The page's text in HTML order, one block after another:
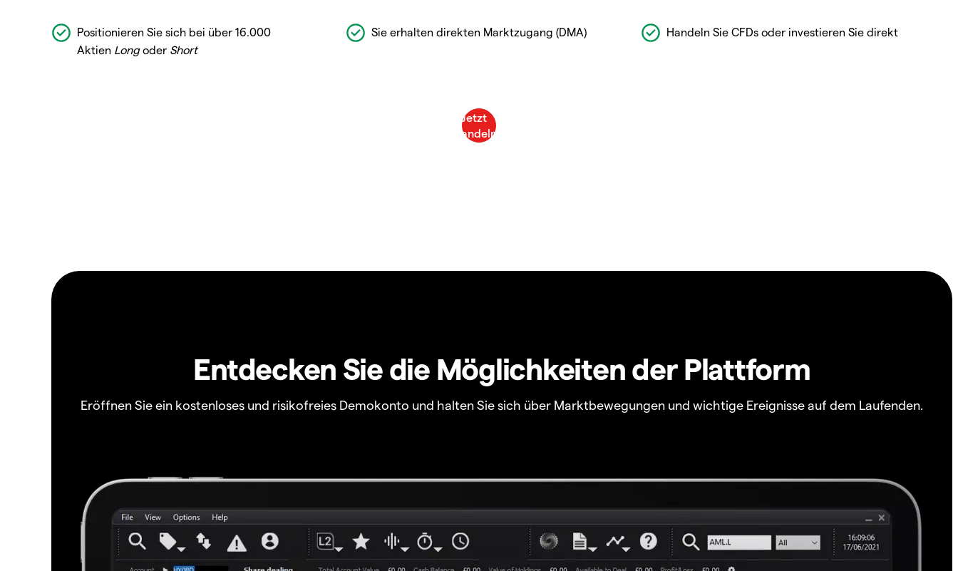
Positionieren Sie sich bei über 16.000
Aktien Longoder Short
Sie erhalten direkten Marktzugang (DMA) Handeln Sie CFDs oder investieren Sie direkt
Entdecken Sie die Möglichkeiten der Plattform
Eröffnen Sie ein kostenloses und risikofreies Demokonto und halten Sie sich über Marktbewegungen und wichtige Ereignisse auf dem Laufenden.